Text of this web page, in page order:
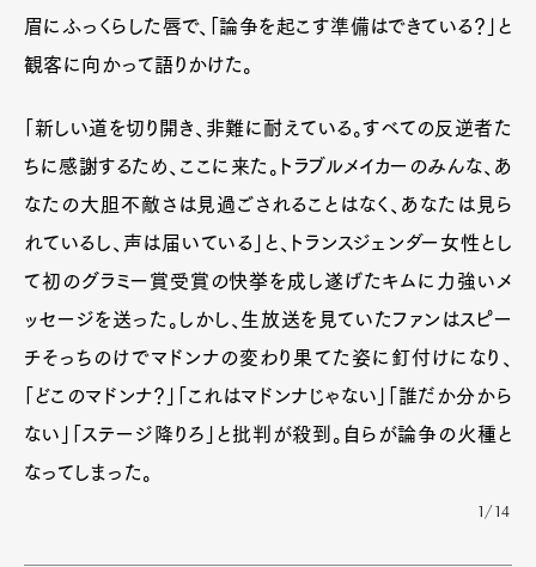
眉にふっくらした唇で、「論争を起こす準備はできている？」と
観客に向かって語りかけた。
「新しい道を切り開き、非難に耐えている。すべての反逆者た
ちに感謝するため、ここに来た。トラブルメイカーのみんな、あ
なたの大胆不敵さは見過ごされることはなく、あなたは見ら
れているし、声は届いている」と、トランスジェンダー女性とし
て初のグラミー賞受賞の快挙を成し遂げたキムに力強いメ
ッセージを送った。しかし、生放送を見ていたファンはスピー
チそっちのけでマドンナの変わり果てた姿に釘付けになり、
「どこのマドンナ？」「これはマドンナじゃない」「誰だか分から
ない」「ステージ降りろ」と批判が殺到。自らが論争の火種と
なってしまった。
1/14